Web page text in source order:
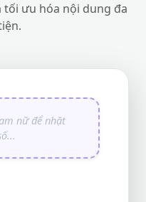
tối ưu hóa nội dung đa